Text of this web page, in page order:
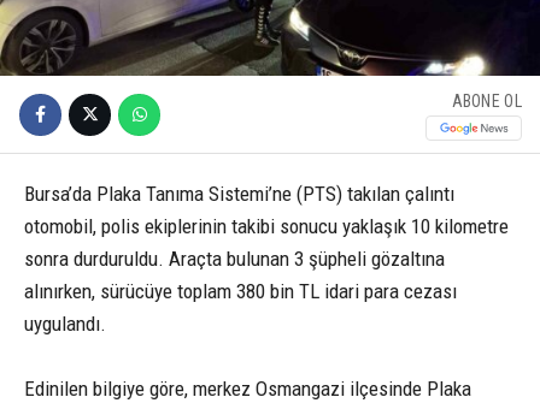
ABONE OL
Bursa’da Plaka Tanıma Sistemi’ne (PTS) takılan çalıntı
otomobil, polis ekiplerinin takibi sonucu yaklaşık 10 kilometre
sonra durduruldu. Araçta bulunan 3 şüpheli gözaltına
alınırken, sürücüye toplam 380 bin TL idari para cezası
uygulandı.
Edinilen bilgiye göre, merkez Osmangazi ilçesinde Plaka